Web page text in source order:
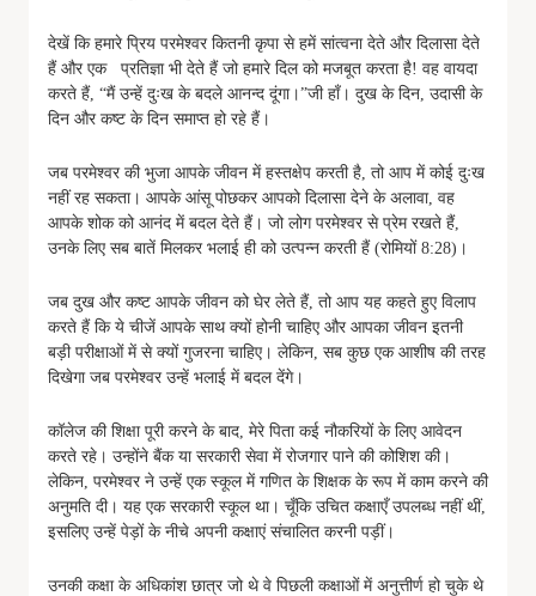
देखें कि हमारे प्रिय परमेश्वर कितनी कृपा से हमें सांत्वना देते और दिलासा देते
हैं और एक प्रतिज्ञा भी देते हैं जो हमारे दिल को मजबूत करता है! वह वायदा
करते हैं, “मैं उन्हें दुःख के बदले आनन्द दूंगा।”जी हाँ। दुख के दिन, उदासी के
दिन और कष्ट के दिन समाप्त हो रहे हैं।
जब परमेश्वर की भुजा आपके जीवन में हस्तक्षेप करती है, तो आप में कोई दुःख
नहीं रह सकता। आपके आंसू पोछकर आपको दिलासा देने के अलावा, वह
आपके शोक को आनंद में बदल देते हैं। जो लोग परमेश्वर से प्रेम रखते हैं,
उनके लिए सब बातें मिलकर भलाई ही को उत्पन्न करती हैं (रोमियों 8:28)।
जब दुख और कष्ट आपके जीवन को घेर लेते हैं, तो आप यह कहते हुए विलाप
करते हैं कि ये चीजें आपके साथ क्यों होनी चाहिए और आपका जीवन इतनी
बड़ी परीक्षाओं में से क्यों गुजरना चाहिए। लेकिन, सब कुछ एक आशीष की तरह
दिखेगा जब परमेश्वर उन्हें भलाई में बदल देंगे।
कॉलेज की शिक्षा पूरी करने के बाद, मेरे पिता कई नौकरियों के लिए आवेदन
करते रहे। उन्होंने बैंक या सरकारी सेवा में रोजगार पाने की कोशिश की।
लेकिन, परमेश्वर ने उन्हें एक स्कूल में गणित के शिक्षक के रूप में काम करने की
अनुमति दी। यह एक सरकारी स्कूल था। चूँकि उचित कक्षाएँ उपलब्ध नहीं थीं,
इसलिए उन्हें पेड़ों के नीचे अपनी कक्षाएं संचालित करनी पड़ीं।
उनकी कक्षा के अधिकांश छात्र जो थे वे पिछली कक्षाओं में अनुत्तीर्ण हो चुके थे